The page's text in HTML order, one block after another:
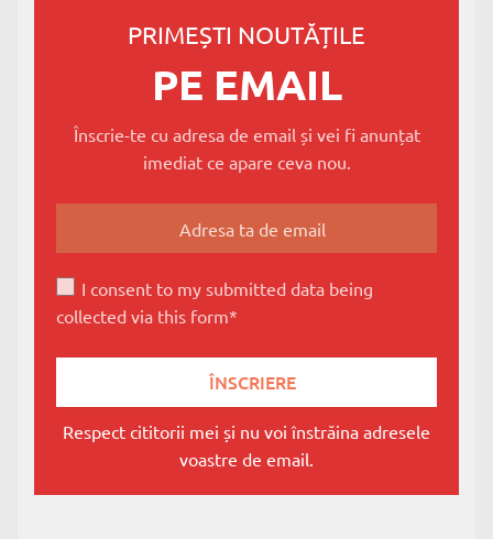
PRIMEȘTI NOUTĂȚILE
PE EMAIL
Înscrie-te cu adresa de email și vei fi anunțat
imediat ce apare ceva nou.
I consent to my submitted data being
collected via this form*
Respect cititorii mei și nu voi înstrăina adresele
voastre de email.